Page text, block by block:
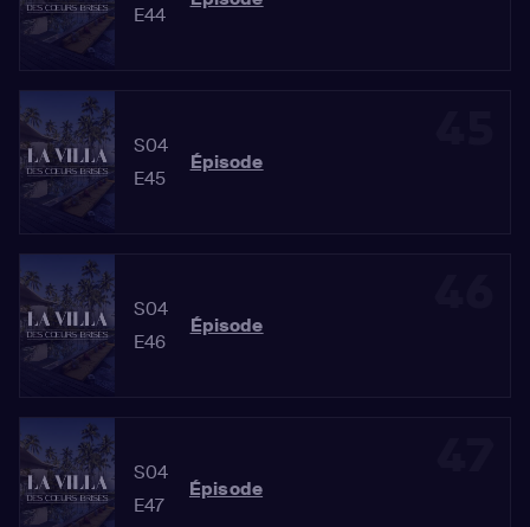
E44
S04
E45
Épisode
S04
E46
Épisode
S04
E47
Épisode